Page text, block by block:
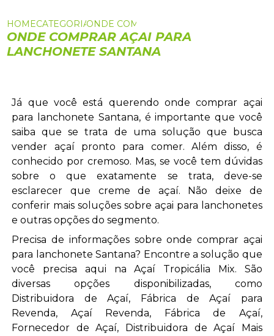
HOMECATEGORIASONDE COMPRAR AÇAI PARA
ONDE COMPRAR AÇAI PARA
LANCHONETE SANTANA
Já que você está querendo onde comprar açai
para lanchonete Santana, é importante que você
saiba que se trata de uma solução que busca
vender açaí pronto para comer. Além disso, é
conhecido por cremoso. Mas, se você tem dúvidas
sobre o que exatamente se trata, deve-se
esclarecer que creme de açaí. Não deixe de
conferir mais soluções sobre açai para lanchonetes
e outras opções do segmento.
Precisa de informações sobre onde comprar açai
para lanchonete Santana? Encontre a solução que
você precisa aqui na Açaí Tropicália Mix. São
diversas opções disponibilizadas, como
Distribuidora de Açaí, Fábrica de Açaí para
Revenda, Açaí Revenda, Fábrica de Açaí,
Fornecedor de Açaí, Distribuidora de Açaí Mais